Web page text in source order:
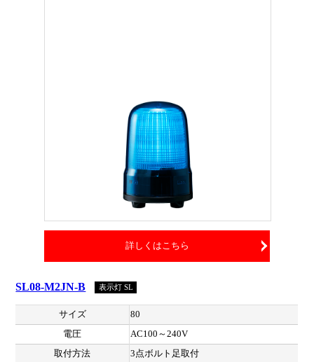
詳しくはこちら
SL08-M2JN-B 表示灯 SL
サイズ
80
電圧
AC100～240V
取付方法
3点ボルト足取付